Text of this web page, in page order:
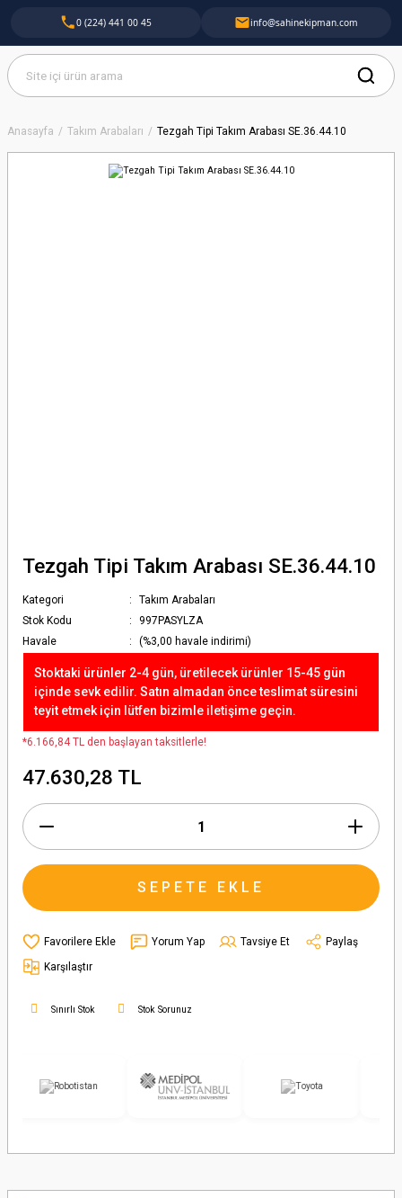
Anasayfa Takım Arabaları Tezgah Tipi Takım Arabası SE.36.44.10
Tezgah Tipi Takım Arabası SE.36.44.10
Kategori
Takım Arabaları
Stok Kodu
997PASYLZA
Havale
(%3,00 havale indirimi)
Stoktaki ürünler 2-4 gün, üretilecek ürünler 15-45 gün
içinde sevk edilir. Satın almadan önce teslimat süresini
teyit etmek için lütfen bizimle iletişime geçin.
*6.166,84 TL den başlayan taksitlerle!
47.630,28 TL
SEPETE EKLE
Yorum Yap Tavsiye Et
Paylaş
Karşılaştır
Sınırlı Stok Stok Sorunuz
0 (224) 441 00 45 info@sahinekipman.com